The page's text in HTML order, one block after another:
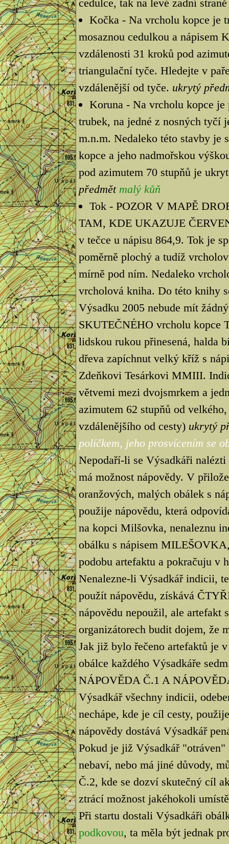
cedulce, tak na levé zadní
Kočka - Na vrcholu kopce je
mosaznou cedulkou a nápisem
vzdálenosti 31 kroků pod
triangulační tyče. Hledejte v
vzdálenější od tyče. ukrytý
Koruna - Na vrcholu kopce je
trubek, na jedné z nosných tyčí
m.n.m. Nedaleko této stavby je
kopce a jeho nadmořskou
pod azimutem 70 stupňů je
předmět malý kůň
Tok - POZOR V MAPĚ
TAM, KDE UKAZUJE
v tečce u nápisu 864,9. Tok je
poměrně plochý a tudíž
mírně pod ním. Nedaleko
vrcholová kniha. Do této knihy
Výsadku 2005 nebude mít
SKUTEČNÉHO vrcholu kopce
lidskou rukou přinesená, halda
dřeva zapíchnut velký kříž s
Zdeňkovi Tesárkovi MMIII.
větvemi mezi dvojsmrkem a
azimutem 62 stupňů od
vzdálenějšího od cesty) ukrytý
políčkem, jeho prosvícením se
Nepodaří-li se Výsadkáři
má možnost nápovědy. V
oranžových, malých obálek s
použije nápovědu, která
na kopci Milšovka, nenaleznu
obálku s nápisem
podobu artefaktu a pokračuju v
Nenalezne-li Výsadkář indicii,
použít nápovědu, získává
nápovědu nepoužil, ale artefakt
organizátorech budit dojem, že
Jak již bylo řečeno artefaktů je
obálce každého Výsadkáře
NÁPOVĚDA Č.1 A
Výsadkář všechny indicii,
nechápe, kde je cíl cesty,
nápovědy dostává Výsadkář
Pokud je již Výsadkář "otráven"
nebaví, nebo má jiné důvody,
Č.2, kde se dozví skutečný cíl
ztrácí možnost jakéhokoli
Při startu dostali Výsadkáři
podkovou, ta měla být jednak